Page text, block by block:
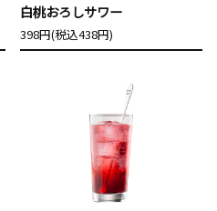
白桃おろしサワー
398円(税込438円)